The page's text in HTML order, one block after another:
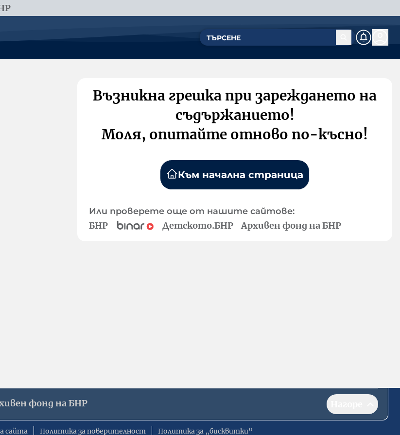
Възникна грешка при зареждането на
съдържанието!
Моля, опитайте отново по-късно!
Към начална страница
Или проверете още от нашите сайтове:
БНР Детското.БНР Архивен фонд на БНР
фонд на БНР
сайта Политика за поверителност Политика за „бисквитки“